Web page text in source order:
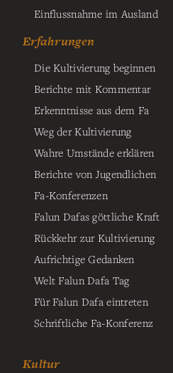
Einflussnahme im Ausland
Erfahrungen
Die Kultivierung beginnen
Berichte mit Kommentar
Erkenntnisse aus dem Fa
Weg der Kultivierung
Wahre Umstände erklären
Berichte von Jugendlichen
Fa-Konferenzen
Falun Dafas göttliche Kraft
Rückkehr zur Kultivierung
Aufrichtige Gedanken
Welt Falun Dafa Tag
Für Falun Dafa eintreten
Schriftliche Fa-Konferenz
Kultur